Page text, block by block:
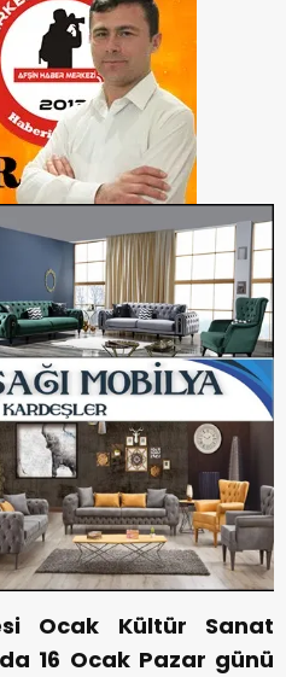
Ocak Kültür Sanat
16 Ocak Pazar günü